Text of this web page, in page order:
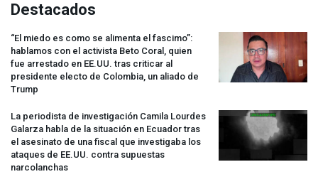
Destacados
“El miedo es como se alimenta el fascimo”:
hablamos con el activista Beto Coral, quien
fue arrestado en EE.UU. tras criticar al
presidente electo de Colombia, un aliado de
Trump
La periodista de investigación Camila Lourdes
Galarza habla de la situación en Ecuador tras
el asesinato de una fiscal que investigaba los
ataques de EE.UU. contra supuestas
narcolanchas